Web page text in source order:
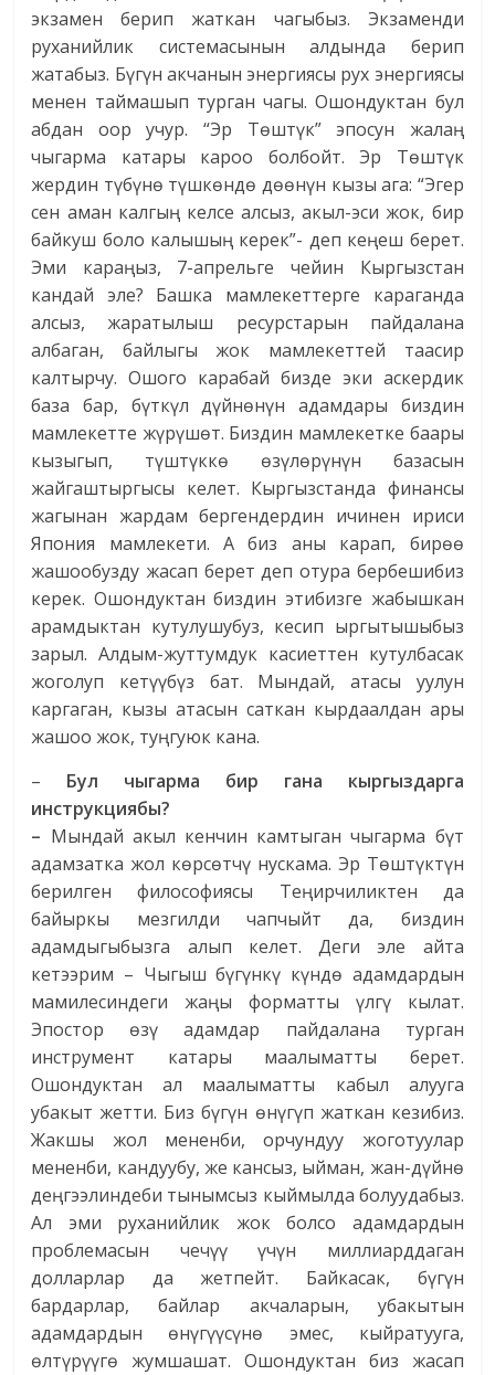
экзамен берип жаткан чагыбыз. Экзаменди
руханийлик системасынын алдында берип
жатабыз. Бүгүн акчанын энергиясы рух энергиясы
менен таймашып турган чагы. Ошондуктан бул
абдан оор учур. “Эр Төштүк” эпосун жалаң
чыгарма катары кароо болбойт. Эр Төштүк
жердин түбүнө түшкөндө дөөнүн кызы ага: “Эгер
сен аман калгың келсе алсыз, акыл-эси жок, бир
байкуш боло калышың керек”- деп кеңеш берет.
Эми караңыз, 7-апрельге чейин Кыргызстан
кандай эле? Башка мамлекеттерге караганда
алсыз, жаратылыш ресурстарын пайдалана
албаган, байлыгы жок мамлекеттей таасир
калтырчу. Ошого карабай бизде эки аскердик
база бар, бүткүл дүйнөнүн адамдары биздин
мамлекетте жүрүшөт. Биздин мамлекетке баары
кызыгып, түштүккө өзүлөрүнүн базасын
жайгаштыргысы келет. Кыргызстанда финансы
жагынан жардам бергендердин ичинен ириси
Япония мамлекети. А биз аны карап, бирөө
жашообузду жасап берет деп отура бербешибиз
керек. Ошондуктан биздин этибизге жабышкан
арамдыктан кутулушубуз, кесип ыргытышыбыз
зарыл. Алдым-жуттумдук касиеттен кутулбасак
жоголуп кетүүбүз бат. Мындай, атасы уулун
каргаган, кызы атасын саткан кырдаалдан ары
жашоо жок, туңгуюк кана.
– Бул чыгарма бир гана кыргыздарга
инструкциябы?
– Мындай акыл кенчин камтыган чыгарма бүт
адамзатка жол көрсөтчү нускама. Эр Төштүктүн
берилген философиясы Теңирчиликтен да
байыркы мезгилди чапчыйт да, биздин
адамдыгыбызга алып келет. Деги эле айта
кетээрим – Чыгыш бүгүнкү күндө адамдардын
мамилесиндеги жаңы форматты үлгү кылат.
Эпостор өзү адамдар пайдалана турган
инструмент катары маалыматты берет.
Ошондуктан ал маалыматты кабыл алууга
убакыт жетти. Биз бүгүн өнүгүп жаткан кезибиз.
Жакшы жол мененби, орчундуу жоготуулар
мененби, кандуубу, же кансыз, ыйман, жан-дүйнө
деңгээлиндеби тынымсыз кыймылда болуудабыз.
Ал эми руханийлик жок болсо адамдардын
проблемасын чечүү үчүн миллиарддаган
долларлар да жетпейт. Байкасак, бүгүн
бардарлар, байлар акчаларын, убакытын
адамдардын өнүгүүсүнө эмес, кыйратууга,
өлтүрүүгө жумшашат. Ошондуктан биз жасап